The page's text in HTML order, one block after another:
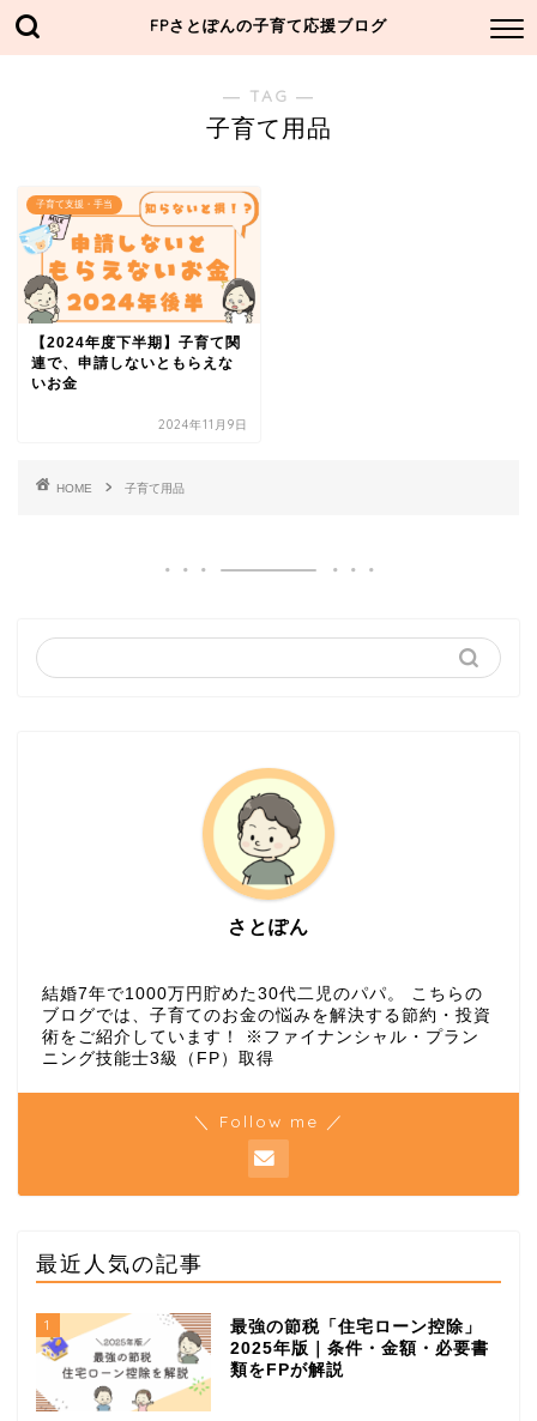
FPさとぽんの子育て応援ブログ
― TAG ―
子育て用品
子育て支援・手当
【2024年度下半期】子育て関
連で、申請しないともらえな
いお金
2024年11月9日
HOME 子育て用品
さとぽん
結婚7年で1000万円貯めた30代二児のパパ。 こちらの
ブログでは、子育てのお金の悩みを解決する節約・投資
術をご紹介しています！ ※ファイナンシャル・プラン
ニング技能士3級（FP）取得
＼ Follow me ／
最近人気の記事
1
最強の節税「住宅ローン控除」
2025年版｜条件・金額・必要書
類をFPが解説